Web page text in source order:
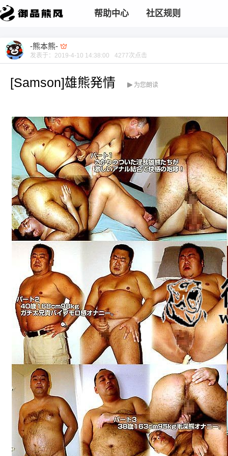
帮助中心 社区规则
-熊本熊-
发表于： 2019-4-10 14:38:00 4277次点击
[Samson]雄熊発情 为您朗读